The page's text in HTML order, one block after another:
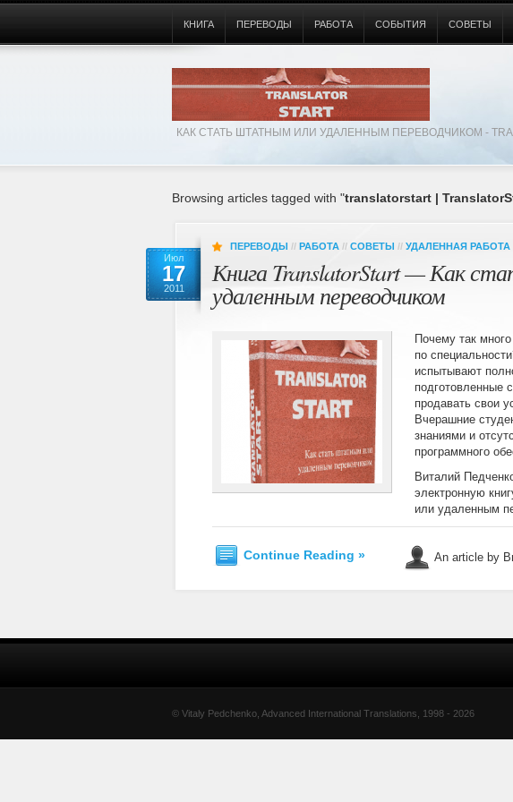
КАК СТАТЬ ШТАТНЫМ ИЛИ УДАЛЕННЫМ ПЕРЕВОДЧИКОМ -
КНИГА ПЕРЕВОДЫ РАБОТА СОБЫТИЯ СОВЕТЫ
Browsing articles tagged with "translatorstart |
Июл
17
2011
ПЕРЕВОДЫ // РАБОТА // СОВЕТЫ // УДАЛЕННАЯ РАБОТА
Книга TranslatorStart — Как
удаленным переводчиком
Почему так
по
испытывают
подготовленные
продавать свои
Вчерашние
знаниями и
программного
Виталий
электронную
или удаленным
Continue Reading » An article by
© Vitaly Pedchenko, Advanced International Translations, 1998 - 2026